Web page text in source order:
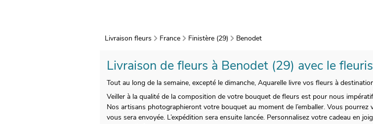
Livraison fleurs France Finistère (29) Benodet
Livraison de fleurs à Benodet (29) avec le
Tout au long de la semaine, excepté le dimanche, Aquarelle livre vos fleurs à
Veiller à la qualité de la composition de votre bouquet de fleurs est pour nous
Nos artisans photographieront votre bouquet au moment de l’emballer. Vous
vous sera envoyée. L’expédition sera ensuite lancée. Personnalisez votre cadeau en